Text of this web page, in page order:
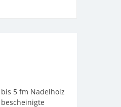
5 fm Nadelholz